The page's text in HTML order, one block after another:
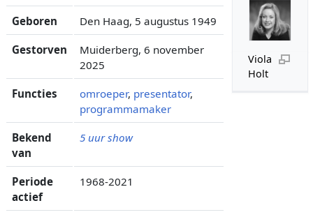
Viola
Holt
Geboren Den Haag, 5 augustus 1949
Gestorven
Muiderberg, 6 november
2025
Functies omroeper, presentator,
programmamaker
Bekend
van
5 uur show
Periode
actief
1968-2021